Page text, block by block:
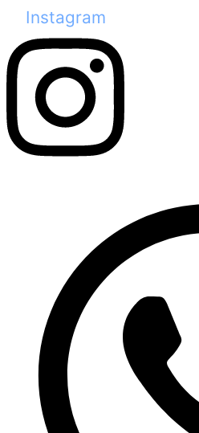
Instagram